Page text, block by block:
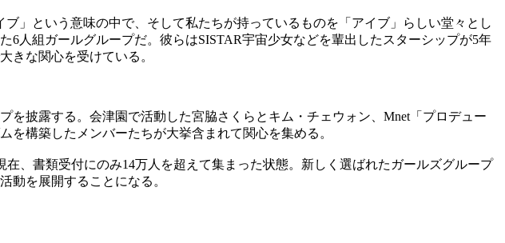
」という意味の中で、そして私たちが持っているものを「アイブ」らしい堂々とし
人組ガールグループだ。彼らはSISTAR宇宙少女などを輩出したスターシップが5年
きな関心を受けている。
披露する。会津園で活動した宮脇さくらとキム・チェウォン、Mnet「プロデュー
構築したメンバーたちが大挙含まれて関心を集める。
、書類受付にのみ14万人を超えて集まった状態。新しく選ばれたガールズグループ
動を展開することになる。